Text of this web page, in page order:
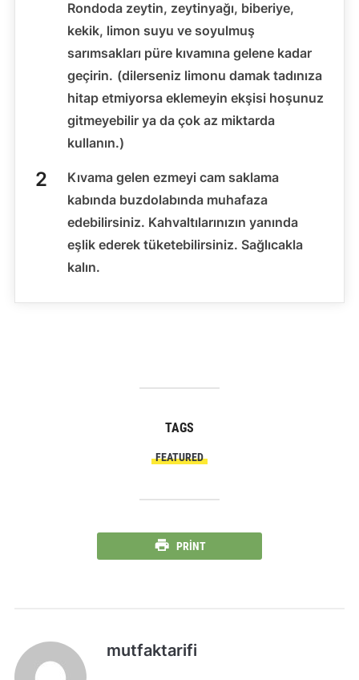
Rondoda zeytin, zeytinyağı, biberiye,
kekik, limon suyu ve soyulmuş
sarımsakları püre kıvamına gelene kadar
geçirin. (dilerseniz limonu damak tadınıza
hitap etmiyorsa eklemeyin ekşisi hoşunuz
gitmeyebilir ya da çok az miktarda
kullanın.)
Kıvama gelen ezmeyi cam saklama
kabında buzdolabında muhafaza
edebilirsiniz. Kahvaltılarınızın yanında
eşlik ederek tüketebilirsiniz. Sağlıcakla
kalın.
TAGS
FEATURED
PRINT
mutfaktarifi